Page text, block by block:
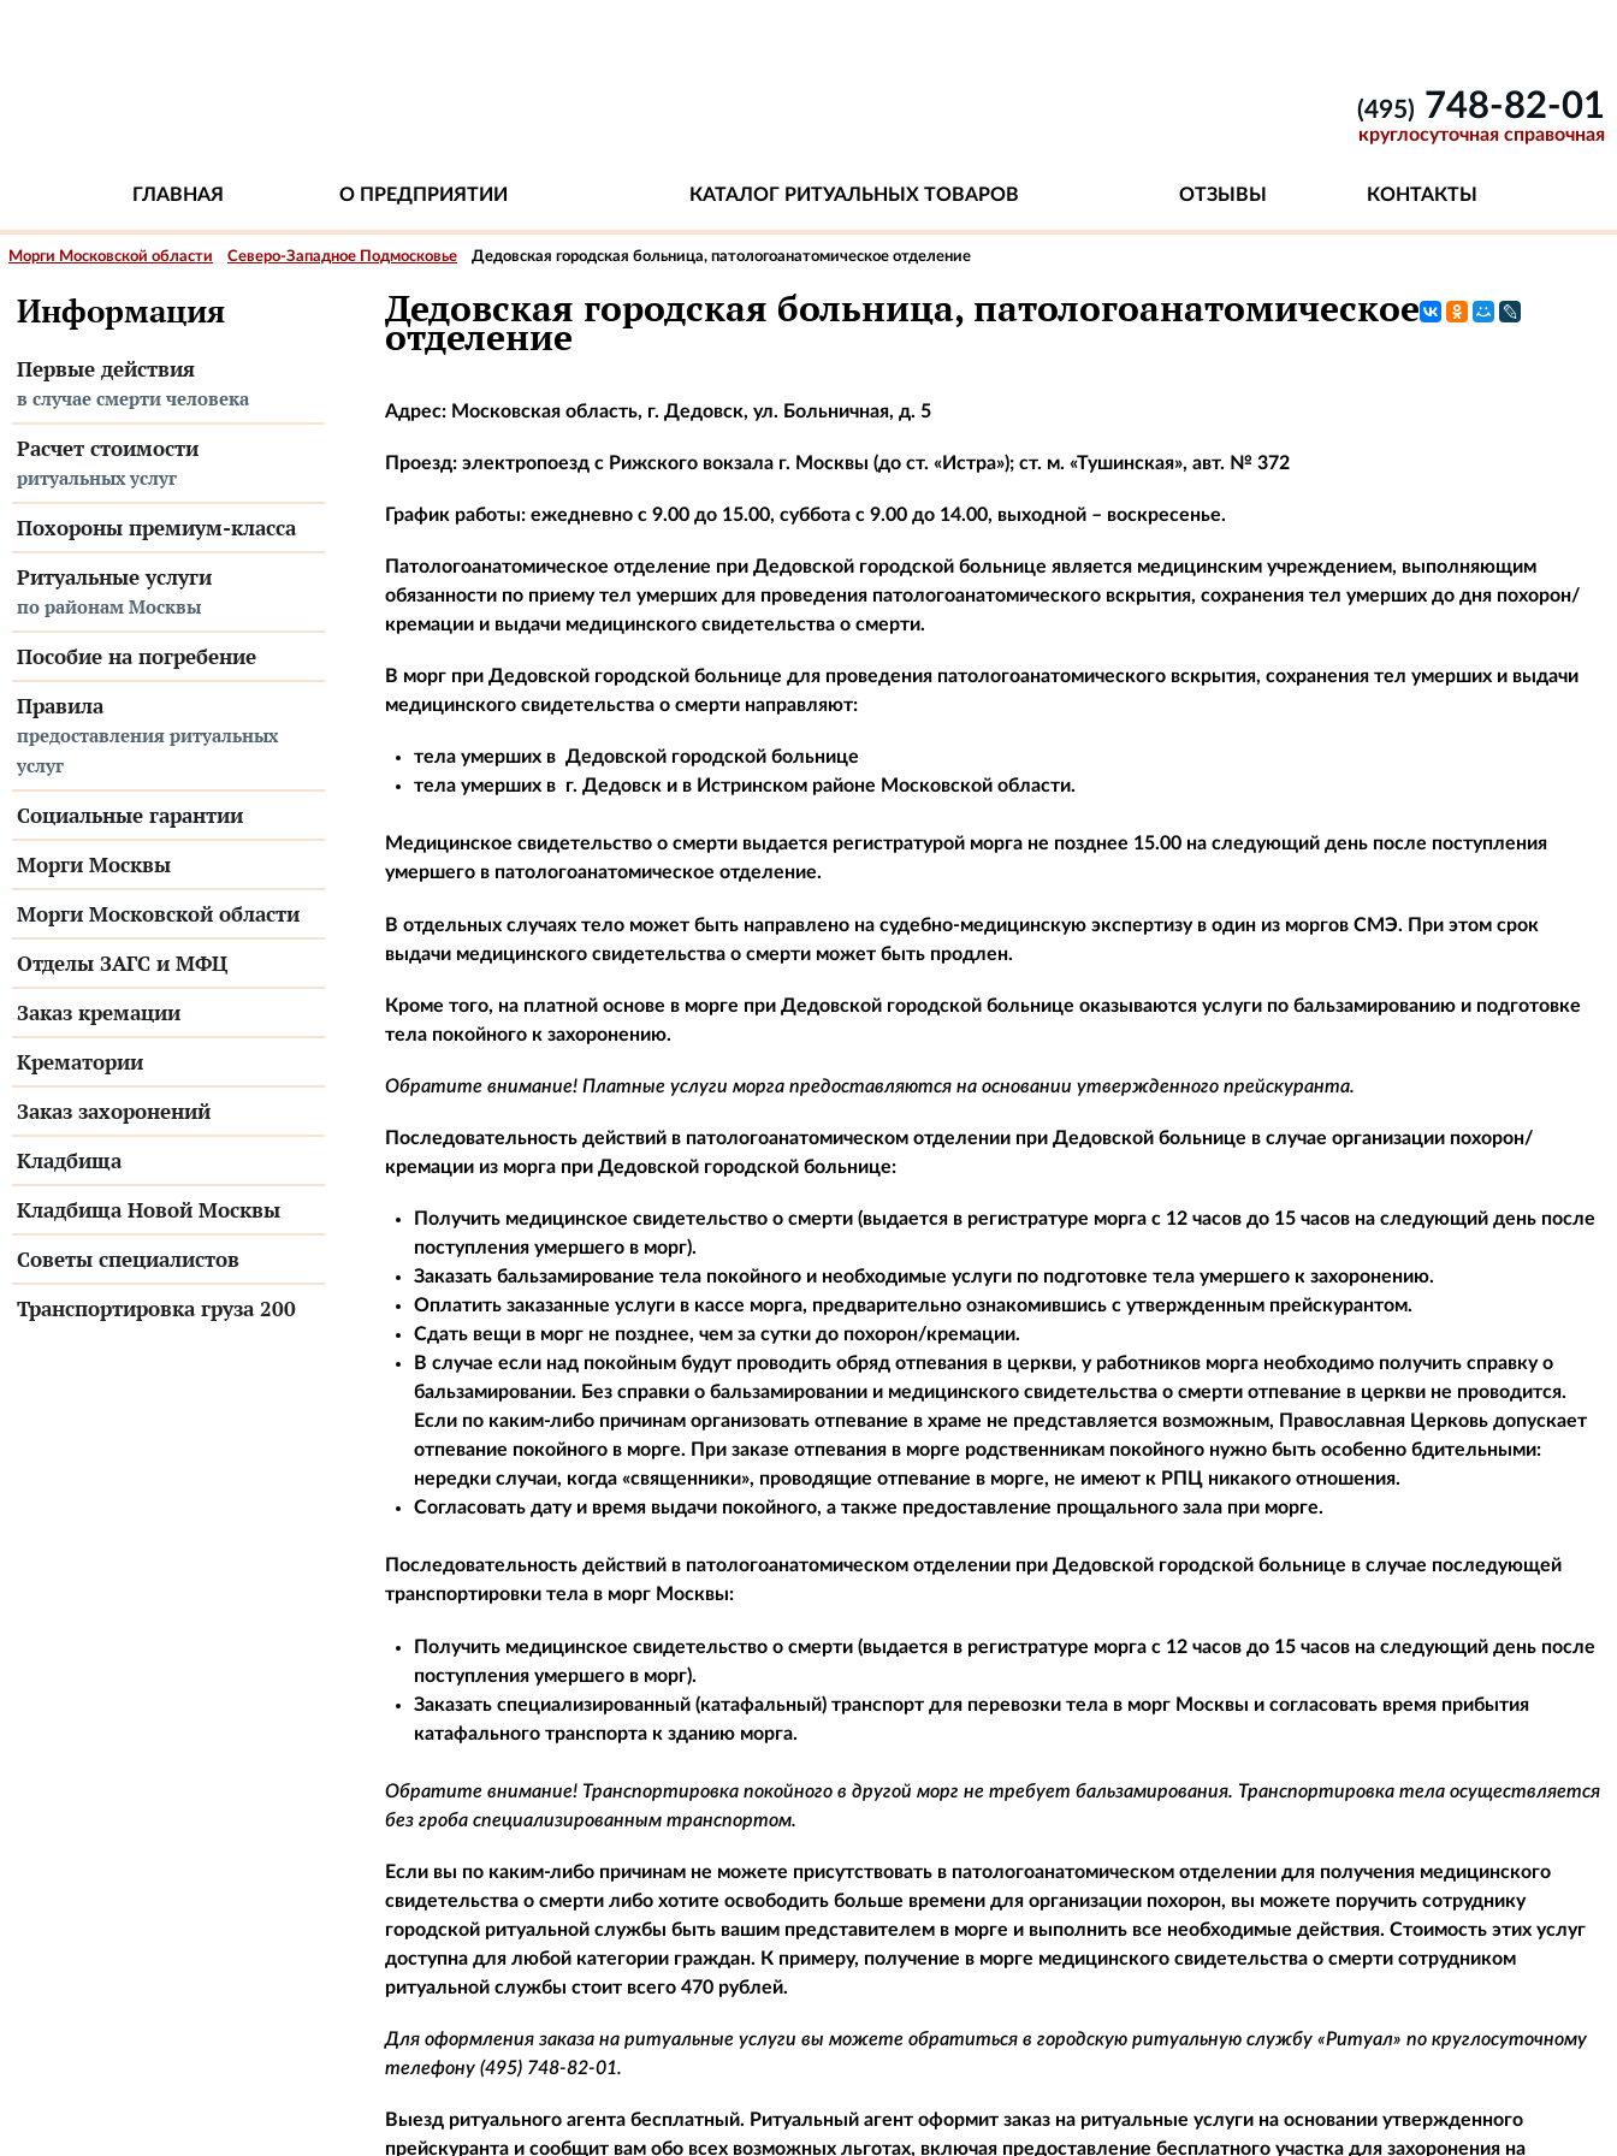
ГЛАВНАЯ О ПРЕДПРИЯТИИ КАТАЛОГ РИТУАЛЬНЫХ ТОВАРОВ ОТЗЫВЫ КОНТАКТЫ
(495) 748-82-01
круглосуточная справочная
Морги Московской области Северо-Западное Подмосковье Дедовская городская больница, патологоанатомическое отделение
Информация
Первые действия
в случае смерти человека
Расчет стоимости
ритуальных услуг
Похороны премиум-класса
Ритуальные услуги
по районам Москвы
Пособие на погребение
Правила
предоставления ритуальных
услуг
Социальные гарантии
Морги Москвы
Морги Московской области
Отделы ЗАГС и МФЦ
Заказ кремации
Крематории
Заказ захоронений
Кладбища
Кладбища Новой Москвы
Советы специалистов
Транспортировка груза 200
Дедовская городская больница, патологоанатомическое
отделение
Адрес: Московская область, г. Дедовск, ул. Больничная, д. 5
Проезд: электропоезд с Рижского вокзала г. Москвы (до ст. «Истра»); ст. м. «Тушинская», авт. № 372
График работы: ежедневно с 9.00 до 15.00, суббота с 9.00 до 14.00, выходной – воскресенье.
Патологоанатомическое отделение при Дедовской городской больнице является медицинским учреждением, выполняющим
обязанности по приему тел умерших для проведения патологоанатомического вскрытия, сохранения тел умерших до дня похорон/
кремации и выдачи медицинского свидетельства о смерти.
В морг при Дедовской городской больнице для проведения патологоанатомического вскрытия, сохранения тел умерших и выдачи
медицинского свидетельства о смерти направляют:
тела умерших в Дедовской городской больнице
тела умерших в г. Дедовск и в Истринском районе Московской области.
Медицинское свидетельство о смерти выдается регистратурой морга не позднее 15.00 на следующий день после поступления
умершего в патологоанатомическое отделение.
В отдельных случаях тело может быть направлено на судебно-медицинскую экспертизу в один из моргов СМЭ. При этом срок
выдачи медицинского свидетельства о смерти может быть продлен.
Кроме того, на платной основе в морге при Дедовской городской больнице оказываются услуги по бальзамированию и подготовке
тела покойного к захоронению.
Обратите внимание! Платные услуги морга предоставляются на основании утвержденного прейскуранта.
Последовательность действий в патологоанатомическом отделении при Дедовской больнице в случае организации похорон/
кремации из морга при Дедовской городской больнице:
Получить медицинское свидетельство о смерти (выдается в регистратуре морга с 12 часов до 15 часов на следующий день после
поступления умершего в морг).
Заказать бальзамирование тела покойного и необходимые услуги по подготовке тела умершего к захоронению.
Оплатить заказанные услуги в кассе морга, предварительно ознакомившись с утвержденным прейскурантом.
Сдать вещи в морг не позднее, чем за сутки до похорон/кремации.
В случае если над покойным будут проводить обряд отпевания в церкви, у работников морга необходимо получить справку о
бальзамировании. Без справки о бальзамировании и медицинского свидетельства о смерти отпевание в церкви не проводится.
Если по каким-либо причинам организовать отпевание в храме не представляется возможным, Православная Церковь допускает
отпевание покойного в морге. При заказе отпевания в морге родственникам покойного нужно быть особенно бдительными:
нередки случаи, когда «священники», проводящие отпевание в морге, не имеют к РПЦ никакого отношения.
Согласовать дату и время выдачи покойного, а также предоставление прощального зала при морге.
Последовательность действий в патологоанатомическом отделении при Дедовской городской больнице в случае последующей
транспортировки тела в морг Москвы:
Получить медицинское свидетельство о смерти (выдается в регистратуре морга с 12 часов до 15 часов на следующий день после
поступления умершего в морг).
Заказать специализированный (катафальный) транспорт для перевозки тела в морг Москвы и согласовать время прибытия
катафального транспорта к зданию морга.
Обратите внимание! Транспортировка покойного в другой морг не требует бальзамирования. Транспортировка тела осуществляется
без гроба специализированным транспортом.
Если вы по каким-либо причинам не можете присутствовать в патологоанатомическом отделении для получения медицинского
свидетельства о смерти либо хотите освободить больше времени для организации похорон, вы можете поручить сотруднику
городской ритуальной службы быть вашим представителем в морге и выполнить все необходимые действия. Стоимость этих услуг
доступна для любой категории граждан. К примеру, получение в морге медицинского свидетельства о смерти сотрудником
ритуальной службы стоит всего 470 рублей.
Для оформления заказа на ритуальные услуги вы можете обратиться в городскую ритуальную службу «Ритуал» по круглосуточному
телефону (495) 748-82-01.
Выезд ритуального агента бесплатный. Ритуальный агент оформит заказ на ритуальные услуги на основании утвержденного
прейскуранта и сообщит вам обо всех возможных льготах, включая предоставление бесплатного участка для захоронения на